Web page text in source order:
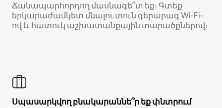
Ճանապարհորդող մասնագե՞տ եք։ Գտեք
երկարաժամկետ մնալու տուն գերարագ Wi-Fi-
ով և հատուկ աշխատանքային տարածքներով։
Սպասարկվող բնակարաննե՞ր եք փնտրում